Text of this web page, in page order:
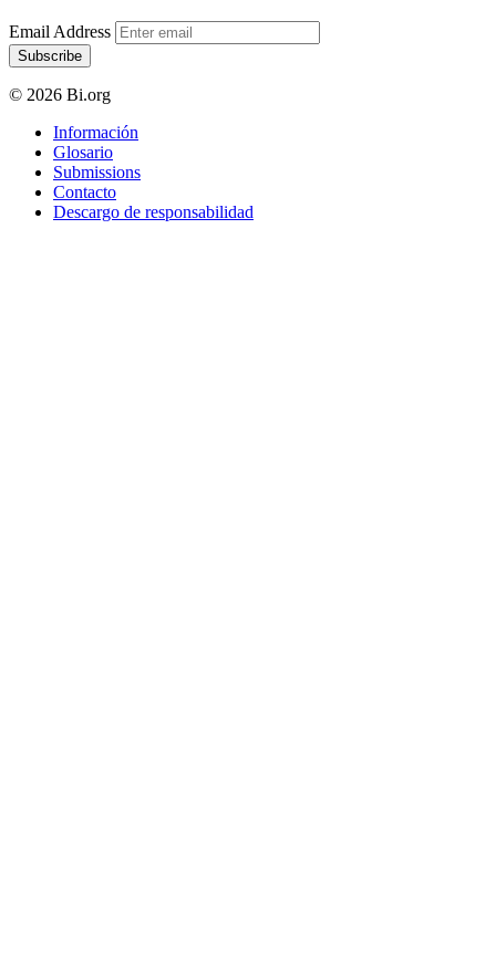
Email Address
Subscribe
© 2026 Bi.org
Información
Glosario
Submissions
Contacto
Descargo de responsabilidad